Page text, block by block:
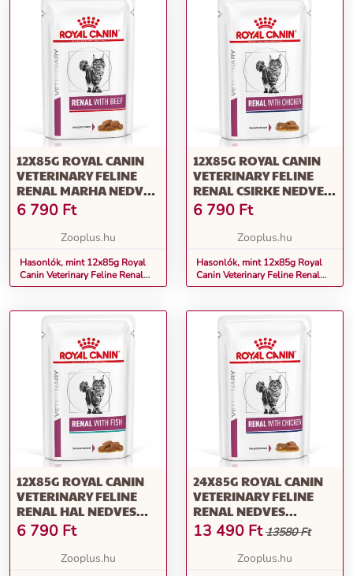
12X85G ROYAL CANIN
VETERINARY FELINE
RENAL MARHA NEDVES
MACSKATÁP
6 790 Ft
Zooplus.hu
Hasonlók, mint 12x85g Royal
Canin Veterinary Feline Renal
marha nedves macskatáp
12X85G ROYAL CANIN
VETERINARY FELINE
RENAL CSIRKE NEDVES
MACSKATÁP
6 790 Ft
Zooplus.hu
Hasonlók, mint 12x85g Royal
Canin Veterinary Feline Renal
csirke nedves macskatáp
12X85G ROYAL CANIN
VETERINARY FELINE
RENAL HAL NEDVES
MACSKATÁP
6 790 Ft
Zooplus.hu
24X85G ROYAL CANIN
VETERINARY FELINE
RENAL NEDVES
MACSKATÁP-CSIRKE
13 490 Ft 13580 Ft
Zooplus.hu